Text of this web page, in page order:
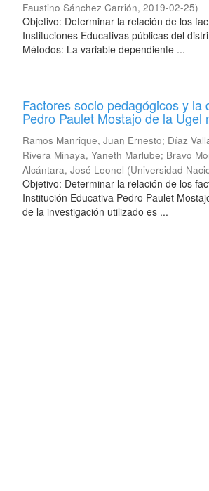
Faustino Sánchez Carrión,2019-02-25)
Objetivo: Determinar la relación de los
Instituciones Educativas públicas del
Métodos: La variable dependiente ...
Factores socio pedagógicos y
Pedro Paulet Mostajo de la Ugel
Ramos Manrique, Juan Ernesto; Díaz
Rivera Minaya, Yaneth Marlube; Bravo
Alcántara, José Leonel (Universidad
Objetivo: Determinar la relación de los
Institución Educativa Pedro Paulet
de la investigación utilizado es ...